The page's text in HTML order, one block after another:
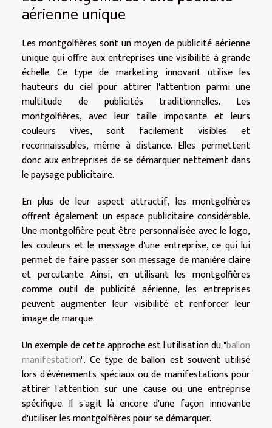
aérienne unique
Les montgolfières sont un moyen de publicité aérienne
unique qui offre aux entreprises une visibilité à grande
échelle. Ce type de marketing innovant utilise les
hauteurs du ciel pour attirer l'attention parmi une
multitude de publicités traditionnelles. Les
montgolfières, avec leur taille imposante et leurs
couleurs vives, sont facilement visibles et
reconnaissables, même à distance. Elles permettent
donc aux entreprises de se démarquer nettement dans
le paysage publicitaire.
En plus de leur aspect attractif, les montgolfières
offrent également un espace publicitaire considérable.
Une montgolfière peut être personnalisée avec le logo,
les couleurs et le message d'une entreprise, ce qui lui
permet de faire passer son message de manière claire
et percutante. Ainsi, en utilisant les montgolfières
comme outil de publicité aérienne, les entreprises
peuvent augmenter leur visibilité et renforcer leur
image de marque.
Un exemple de cette approche est l'utilisation du "ballon
manifestation". Ce type de ballon est souvent utilisé
lors d'événements spéciaux ou de manifestations pour
attirer l'attention sur une cause ou une entreprise
spécifique. Il s'agit là encore d'une façon innovante
d'utiliser les montgolfières pour se démarquer.